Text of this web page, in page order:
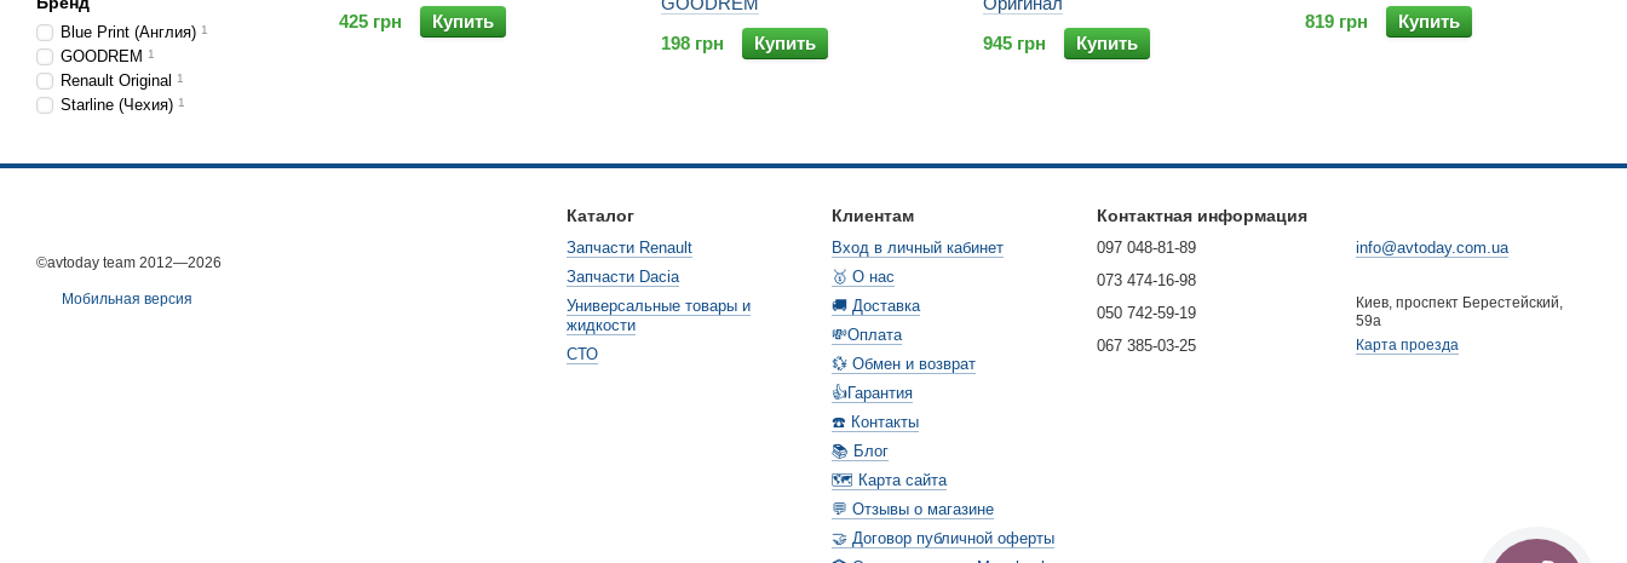
425 грн
Купить
198 грн
Купить
945 грн
Купить
819 грн
Купить
Blue Print (Англия) 1
GOODREM 1
Renault Original 1
Starline (Чехия) 1
©avtoday team 2012—2026
Мобильная версия
Каталог
Запчасти Renault
Запчасти Dacia
Универсальные товары и
жидкости
СТО
Клиентам
Вход в личный кабинет
🥇 О нас
🚚 Доставка
💸Оплата
💱 Обмен и возврат
👍Гарантия
☎️ Контакты
📚 Блог
🗺️ Карта сайта
💬 Отзывы о магазине
🤝 Договор публичной оферты
Контактная информация
097 048-81-89
073 474-16-98
050 742-59-19
067 385-03-25
info@avtoday.com.ua
Киев, проспект Берестейский,
59а
Карта проезда